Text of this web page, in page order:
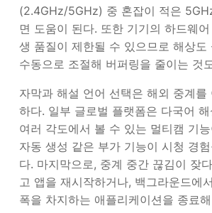
(2.4GHz/5GHz) 중 혼잡이 적은
면 도움이 된다. 또한 기기의 하드웨
생 품질이 제한될 수 있으므로 해상도
수동으로 조절해 버퍼링을 줄이는 것
자막과 해설 언어 선택은 해외 중계를
하다. 일부 글로벌 플랫폼은 다국어
여러 각도에서 볼 수 있는 멀티캠 기
자동 생성 같은 부가 기능이 시청 경
다. 마지막으로, 중계 중간 끊김이 잦
고 앱을 재시작하거나, 백그라운드에
폭을 차지하는 애플리케이션을 종료